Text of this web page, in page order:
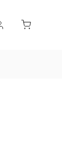
HOBBY